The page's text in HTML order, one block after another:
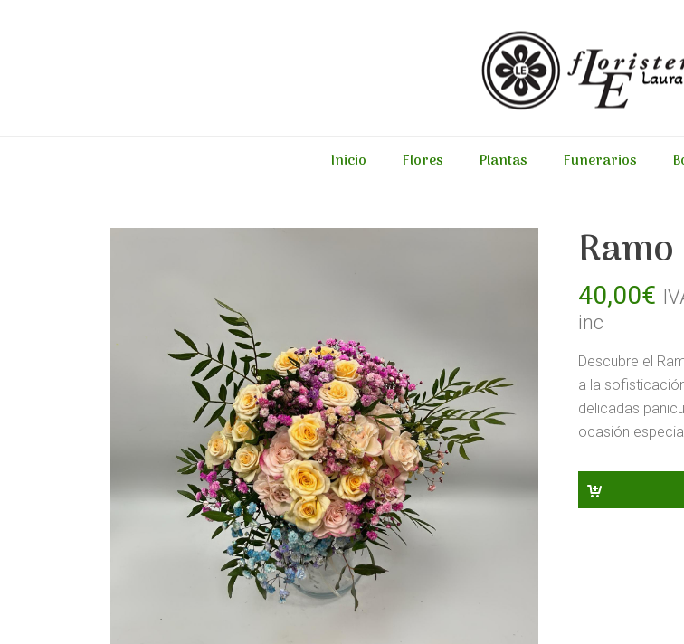
Inicio Flores Plantas Funerarios
40,00€
inc
Descubre el
a la
delicadas
ocasión